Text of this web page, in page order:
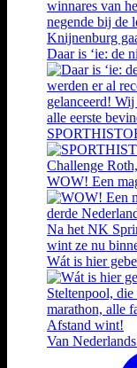
Daar is ‘ie: de
WOW! Een
Wát is hier
Van